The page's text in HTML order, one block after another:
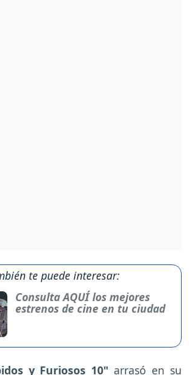
te puede interesar:
Consulta AQUÍ los mejores
estrenos de cine en tu ciudad
y Furiosos 10"arrasó en su